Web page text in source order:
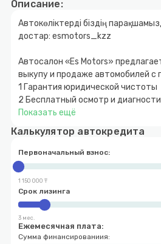
Описание:
Автокөліктерді біздің
достар: esmotors_kzz
Автосалон «Es Motors»
выкупу и продаже автомобилей с
1 Гарантия юридической чистоты
2 Бесплатный осмотр и
3 Быстрое и прозрачное
расчет
5 Возможность покупки авто в
первоначальным взносом от 10%
6 Обмен автомобиля с доплатой в
7 Выкуп вашего автомобиля
Показать ещё
Калькулятор автокредита
Первоначальный взнос:
1 150 000 ₸
Срок лизинга
3 мес.
Ежемесячная плата:
Сумма финансированиия: